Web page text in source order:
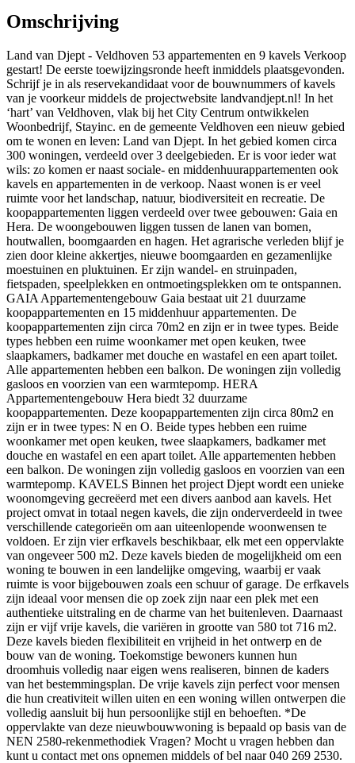
Omschrijving
Land van Djept - Veldhoven 53 appartementen en 9 kavels Verkoop
gestart! De eerste toewijzingsronde heeft inmiddels plaatsgevonden.
Schrijf je in als reservekandidaat voor de bouwnummers of kavels
van je voorkeur middels de projectwebsite landvandjept.nl! In het
‘hart’ van Veldhoven, vlak bij het City Centrum ontwikkelen
Woonbedrijf, Stayinc. en de gemeente Veldhoven een nieuw gebied
om te wonen en leven: Land van Djept. In het gebied komen circa
300 woningen, verdeeld over 3 deelgebieden. Er is voor ieder wat
wils: zo komen er naast sociale- en middenhuurappartementen ook
kavels en appartementen in de verkoop. Naast wonen is er veel
ruimte voor het landschap, natuur, biodiversiteit en recreatie. De
koopappartementen liggen verdeeld over twee gebouwen: Gaia en
Hera. De woongebouwen liggen tussen de lanen van bomen,
houtwallen, boomgaarden en hagen. Het agrarische verleden blijf je
zien door kleine akkertjes, nieuwe boomgaarden en gezamenlijke
moestuinen en pluktuinen. Er zijn wandel- en struinpaden,
fietspaden, speelplekken en ontmoetingsplekken om te ontspannen.
GAIA Appartementengebouw Gaia bestaat uit 21 duurzame
koopappartementen en 15 middenhuur appartementen. De
koopappartementen zijn circa 70m2 en zijn er in twee types. Beide
types hebben een ruime woonkamer met open keuken, twee
slaapkamers, badkamer met douche en wastafel en een apart toilet.
Alle appartementen hebben een balkon. De woningen zijn volledig
gasloos en voorzien van een warmtepomp. HERA
Appartementengebouw Hera biedt 32 duurzame
koopappartementen. Deze koopappartementen zijn circa 80m2 en
zijn er in twee types: N en O. Beide types hebben een ruime
woonkamer met open keuken, twee slaapkamers, badkamer met
douche en wastafel en een apart toilet. Alle appartementen hebben
een balkon. De woningen zijn volledig gasloos en voorzien van een
warmtepomp. KAVELS Binnen het project Djept wordt een unieke
woonomgeving gecreëerd met een divers aanbod aan kavels. Het
project omvat in totaal negen kavels, die zijn onderverdeeld in twee
verschillende categorieën om aan uiteenlopende woonwensen te
voldoen. Er zijn vier erfkavels beschikbaar, elk met een oppervlakte
van ongeveer 500 m2. Deze kavels bieden de mogelijkheid om een
woning te bouwen in een landelijke omgeving, waarbij er vaak
ruimte is voor bijgebouwen zoals een schuur of garage. De erfkavels
zijn ideaal voor mensen die op zoek zijn naar een plek met een
authentieke uitstraling en de charme van het buitenleven. Daarnaast
zijn er vijf vrije kavels, die variëren in grootte van 580 tot 716 m2.
Deze kavels bieden flexibiliteit en vrijheid in het ontwerp en de
bouw van de woning. Toekomstige bewoners kunnen hun
droomhuis volledig naar eigen wens realiseren, binnen de kaders
van het bestemmingsplan. De vrije kavels zijn perfect voor mensen
die hun creativiteit willen uiten en een woning willen ontwerpen die
volledig aansluit bij hun persoonlijke stijl en behoeften. *De
oppervlakte van deze nieuwbouwwoning is bepaald op basis van de
NEN 2580-rekenmethodiek Vragen? Mocht u vragen hebben dan
kunt u contact met ons opnemen middels of bel naar 040 269 2530.